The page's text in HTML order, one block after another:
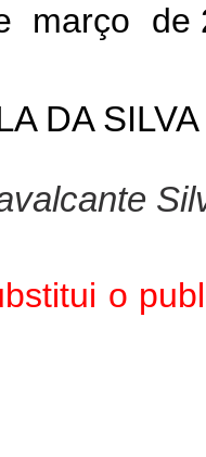
março de
DA SILVA
o